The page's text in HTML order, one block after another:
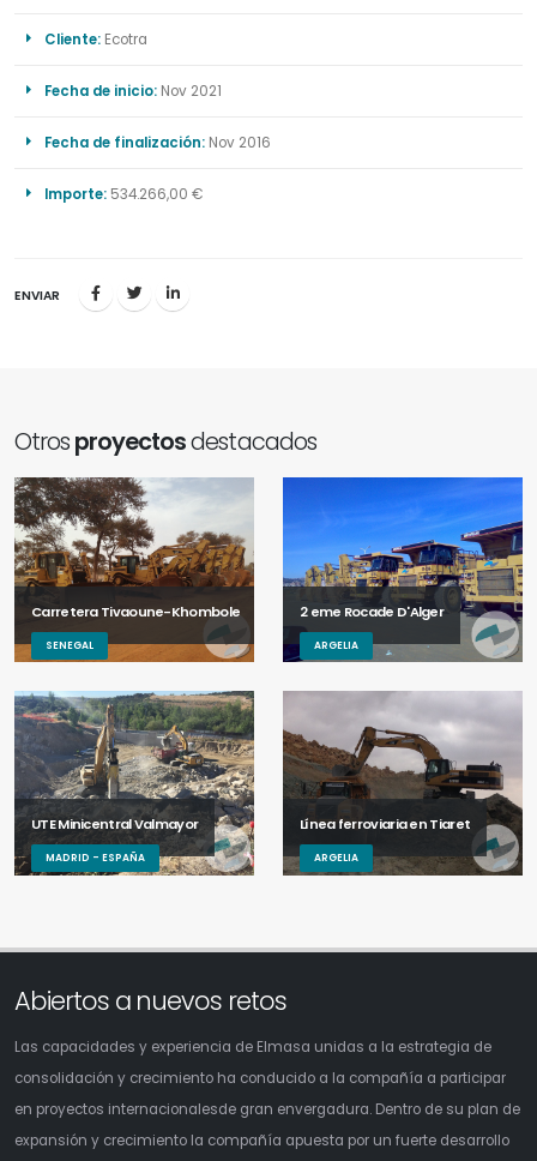
Cliente: Ecotra
Fecha de inicio: Nov 2021
Fecha de finalización: Nov 2016
Importe: 534.266,00 €
ENVIAR
Otrosproyectosdestacados
Carretera Tivaoune-Khombole
SENEGAL
2 eme Rocade D'Alger
ARGELIA
UTE Minicentral Valmayor
MADRID - ESPAÑA
Línea ferroviaria en Tiaret
ARGELIA
Abiertos a nuevos retos
Las capacidades y experiencia de Elmasa unidas a la estrategia de
consolidación y crecimiento ha conducido a la compañía a participar
en proyectos internacionalesde gran envergadura. Dentro de su plan de
expansión y crecimiento la compañía apuesta por un fuerte desarrollo